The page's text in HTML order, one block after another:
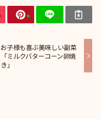
お子様も喜ぶ美味しい副菜
「ミルクバターコーン卵焼
き」